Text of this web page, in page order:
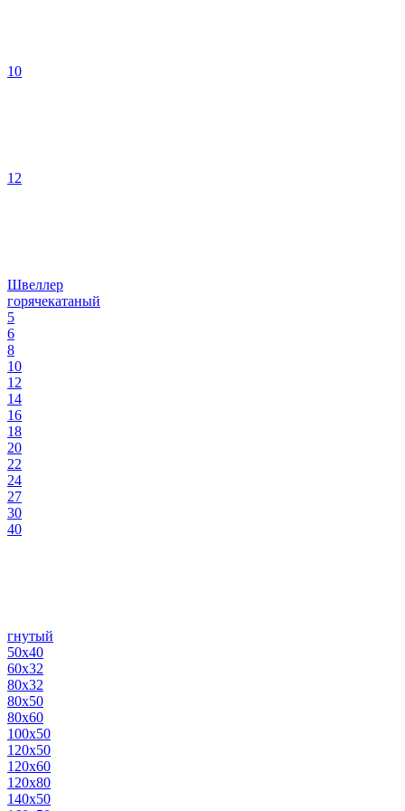
10
12
Швеллер
горячекатаный
5
6
8
10
12
14
16
18
20
22
24
27
30
40
гнутый
50х40
60х32
80х32
80х50
80х60
100х50
120х50
120х60
120х80
140х50